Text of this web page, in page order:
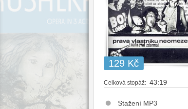
129 Kč
Celková stopáž: 43:19
Stažení MP3